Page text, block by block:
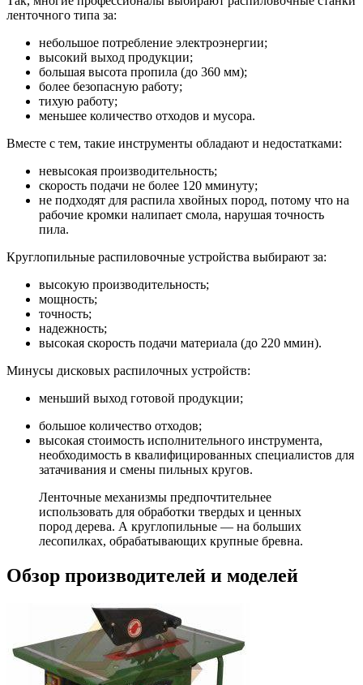
ленточного типа за:
небольшое потребление электроэнергии;
высокий выход продукции;
большая высота пропила (до 360 мм);
более безопасную работу;
тихую работу;
меньшее количество отходов и мусора.
Вместе с тем, такие инструменты обладают и недостатками:
невысокая производительность;
скорость подачи не более 120 мминуту;
не подходят для распила хвойных пород, потому что на
рабочие кромки налипает смола, нарушая точность
пила.
Круглопильные распиловочные устройства выбирают за:
высокую производительность;
мощность;
точность;
надежность;
высокая скорость подачи материала (до 220 ммин).
Минусы дисковых распилочных устройств:
меньший выход готовой продукции;
большое количество отходов;
высокая стоимость исполнительного инструмента,
необходимость в квалифицированных специалистов для
затачивания и смены пильных кругов.
Ленточные механизмы предпочтительнее
использовать для обработки твердых и ценных
пород дерева. А круглопильные — на больших
лесопилках, обрабатывающих крупные бревна.
Обзор производителей и моделей